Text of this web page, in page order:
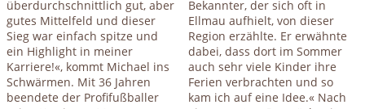
überdurchschnittlich gut, aber
gutes Mittelfeld und dieser
Sieg war einfach spitze und
ein Highlight in meiner
Karriere!«, kommt Michael ins
Schwärmen. Mit 36 Jahren
beendete der Profifußballer
Bekannter, der sich oft in
Ellmau aufhielt, von dieser
Region erzählte. Er erwähnte
dabei, dass dort im Sommer
auch sehr viele Kinder ihre
Ferien verbrachten und so
kam ich auf eine Idee.« Nach